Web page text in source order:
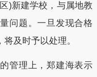
)新建学校，与属地教
问题。一旦发现合格
及时予以处理。
理上，郑建海表示